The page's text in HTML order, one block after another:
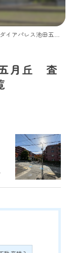
イアパレス池田五月丘 査定
月丘 査